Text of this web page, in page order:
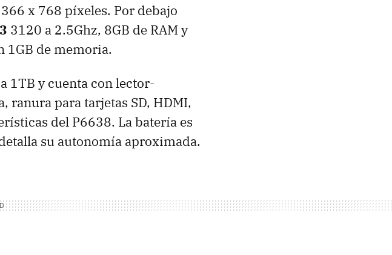
x 768 píxeles. Por debajo
3120 a 2.5Ghz, 8GB de RAM y
1GB de memoria.
1TB y cuenta con lector-
ranura para tarjetas SD, HDMI,
del P6638. La batería es
su autonomía aproximada.